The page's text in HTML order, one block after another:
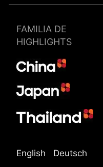
FAMILIA DE
HIGHLIGHTS
English
Deutsch